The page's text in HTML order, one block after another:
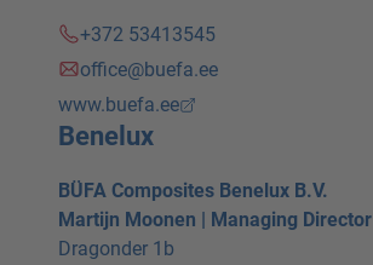
+372 53413545
office@buefa.ee
www.buefa.ee
Benelux
BÜFA Composites Benelux B.V.
Martijn Moonen | Managing Director
Dragonder 1b